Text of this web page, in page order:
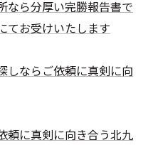
なら分厚い完勝報告書で
てお受けいたします
しならご依頼に真剣に向
頼に真剣に向き合う北九